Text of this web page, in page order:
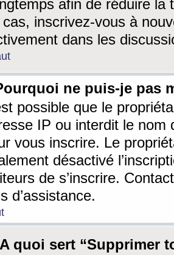
afin de réduire la
cas, inscrivez-vous à
dans les
ne puis-je pas
possible que le
IP ou interdit le nom
vous inscrire. Le
désactivé
de s’inscrire.
d’assistance.
quoi sert “Supprimer